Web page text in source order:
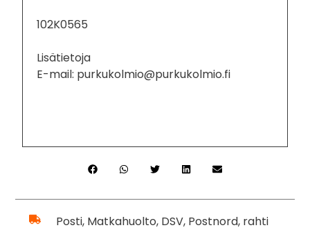
102K0565
Lisätietoja
E-mail: purkukolmio@purkukolmio.fi
Posti, Matkahuolto, DSV, Postnord, rahti